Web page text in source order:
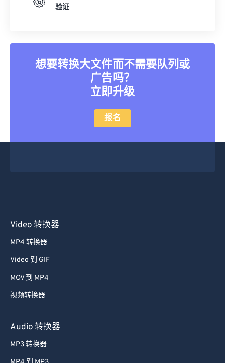
验证
想要转换大文件而不需要队列或
广告吗？
立即升级
报名
Video 转换器
MP4 转换器
Video 到 GIF
MOV 到 MP4
视频转换器
Audio 转换器
MP3 转换器